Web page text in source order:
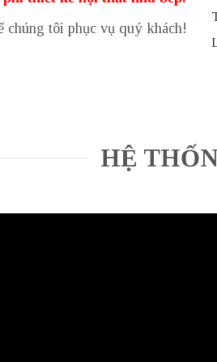
chúng tôi phục vụ quý khách!
HỆ